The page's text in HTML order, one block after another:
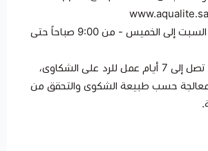
ساعات العمل: من السبت إلى الخميس - من 9:00 صباحاً حتى
يحتفظ المركز بفترة تصل إلى 7 أيام عمل للرد على الشكاوى،
حسب طبيعة الشكوى والتحقق من